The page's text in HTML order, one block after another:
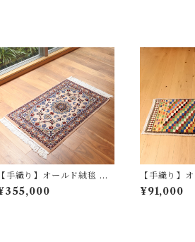
手織り】オールド絨毯 イ
スファハン No.0084
【手織り】
ベ No.1004
¥91,000